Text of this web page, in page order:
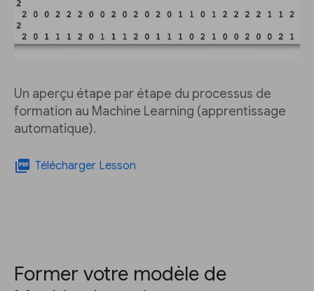
Un aperçu étape par étape du processus de
formation au Machine Learning (apprentissage
automatique).
picture_as_pdf Télécharger Lesson
Former votre modèle de